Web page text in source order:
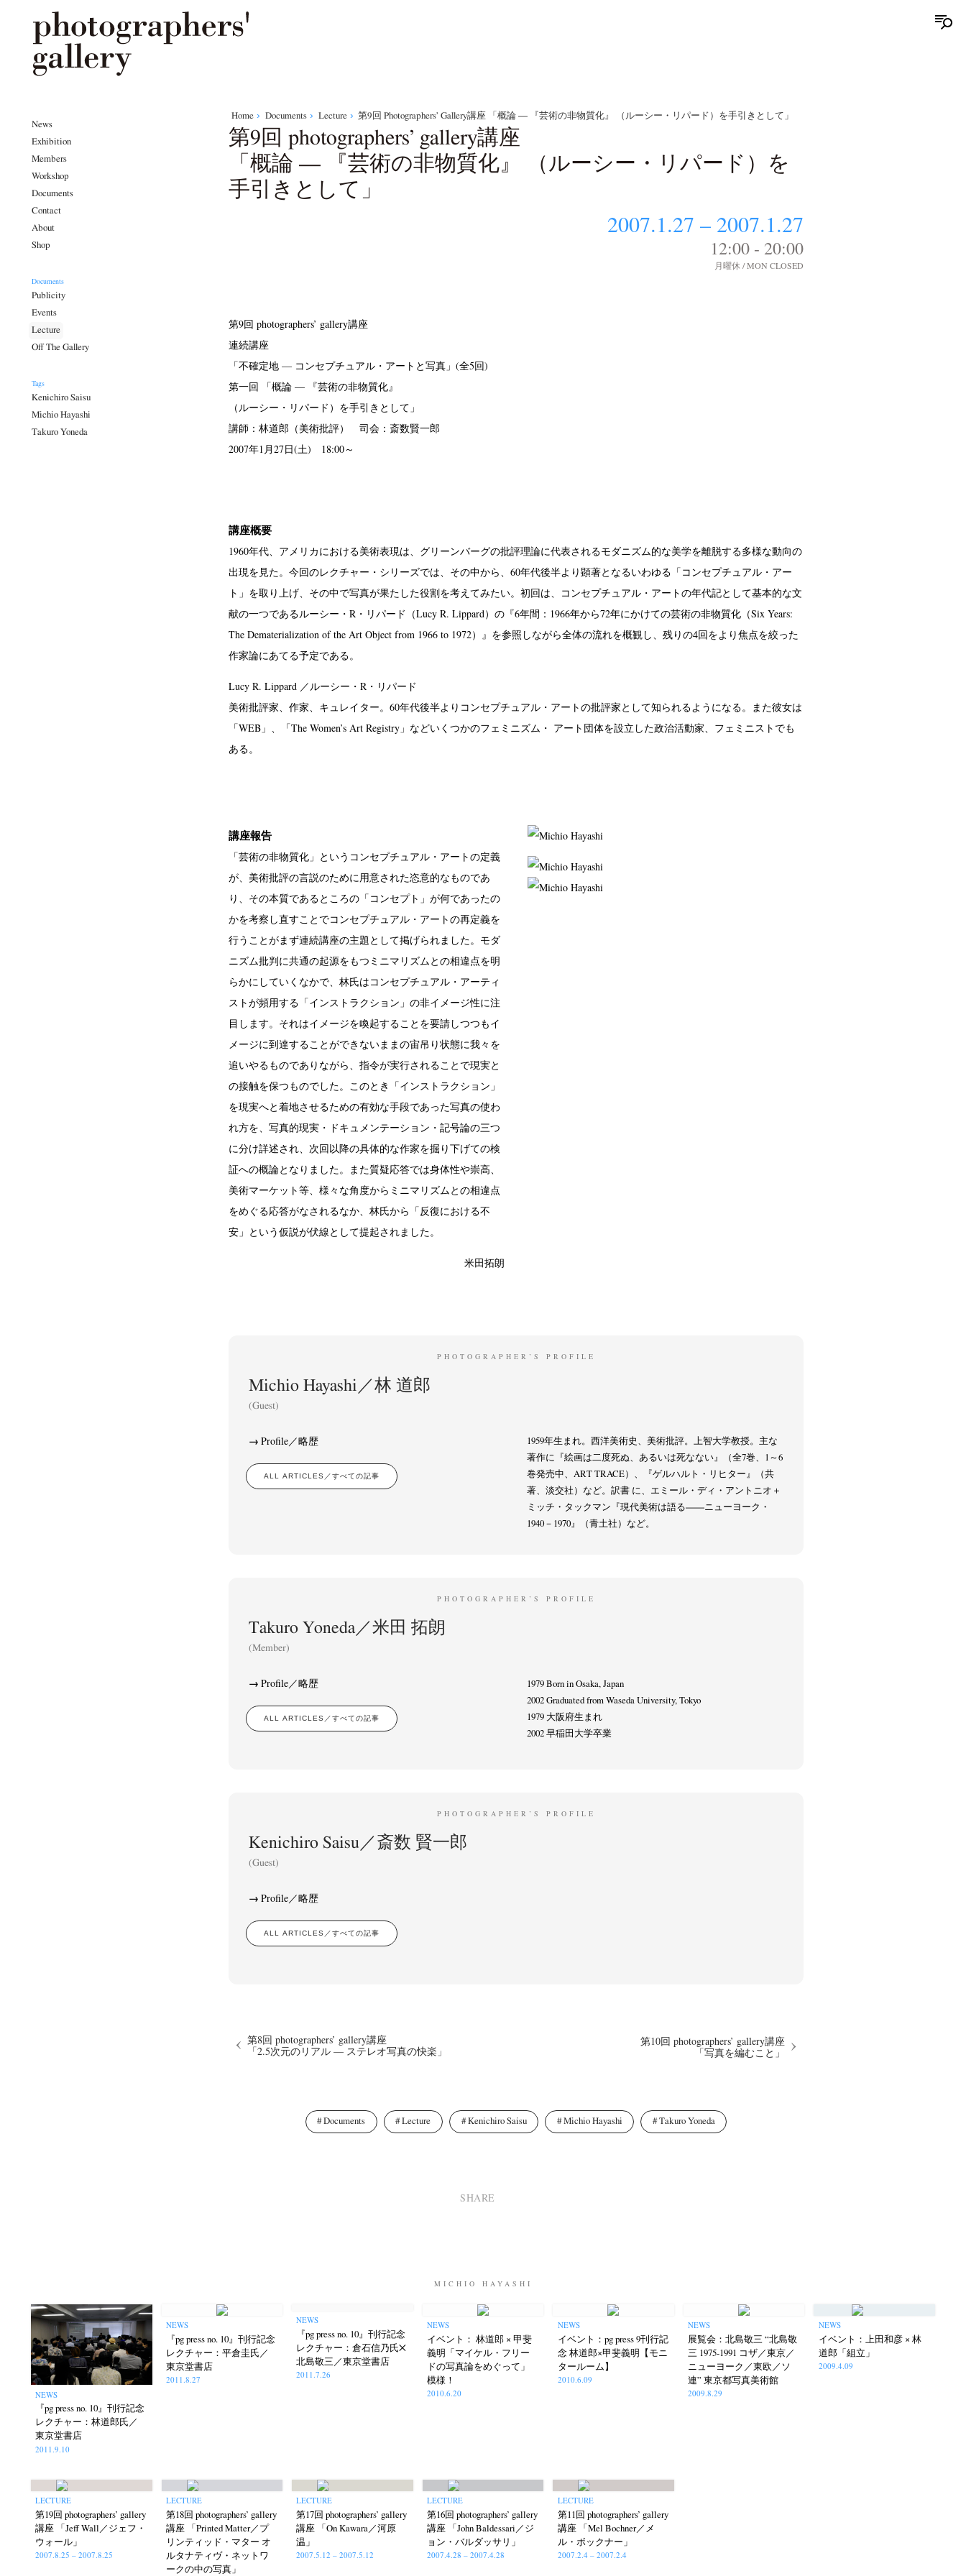
Terms & Privacy Policy
Keiko Sasaoka (267) Keizo Kitajima
News
Exhibition
Members
Workshop
Documents
Contact
About
Shop
Documents
Publicity
Events
Lecture
Off The Gallery
Tags
Kenichiro Saisu
Michio Hayashi
Takuro Yoneda
Home Documents Lecture 第9回 Photographers’ Gallery講座 「概論 — 『芸術の非物質化』 （ルーシー・リパード）を手引きとして」
第9回 photographers’ gallery講座
「概論 — 『芸術の非物質化』 （ルーシー・リパード）を
手引きとして」
2007.1.27 – 2007.1.27
12:00 - 20:00
月曜休 / MON CLOSED
第9回 photographers’ gallery講座
連続講座
「不確定地 — コンセプチュアル・アートと写真」(全5回)
第一回 「概論 — 『芸術の非物質化』
（ルーシー・リパード）を手引きとして」
講師：林道郎（美術批評） 司会：斎数賢一郎
2007年1月27日(土) 18:00～
講座概要
1960年代、アメリカにおける美術表現は、グリーンバーグの批評理論に代表されるモダニズム的な美学を離脱する多様な動向の
出現を見た。今回のレクチャー・シリーズでは、その中から、60年代後半より顕著となるいわゆる「コンセプチュアル・アー
ト」を取り上げ、その中で写真が果たした役割を考えてみたい。初回は、コンセプチュアル・アートの年代記として基本的な文
献の一つであるルーシー・R・リパード（Lucy R. Lippard）の『6年間：1966年から72年にかけての芸術の非物質化（Six Years:
The Dematerialization of the Art Object from 1966 to 1972）』を参照しながら全体の流れを概観し、残りの4回をより焦点を絞った
作家論にあてる予定である。
Lucy R. Lippard ／ルーシー・R・リパード
美術批評家、作家、キュレイター。60年代後半よりコンセプチュアル・アートの批評家として知られるようになる。また彼女は
「WEB」、「The Women’s Art Registry」などいくつかのフェミニズム・ アート団体を設立した政治活動家、フェミニストでも
ある。
講座報告
「芸術の非物質化」というコンセプチュアル・アートの定義
が、美術批評の言説のために用意された恣意的なものであ
り、その本質であるところの「コンセプト」が何であったの
かを考察し直すことでコンセプチュアル・アートの再定義を
行うことがまず連続講座の主題として掲げられました。モダ
ニズム批判に共通の起源をもつミニマリズムとの相違点を明
らかにしていくなかで、林氏はコンセプチュアル・アーティ
ストが頻用する「インストラクション」の非イメージ性に注
目します。それはイメージを喚起することを要請しつつもイ
メージに到達することができないままの宙吊り状態に我々を
追いやるものでありながら、指令が実行されることで現実と
の接触を保つものでした。このとき「インストラクション」
を現実へと着地させるための有効な手段であった写真の使わ
れ方を、写真的現実・ドキュメンテーション・記号論の三つ
に分け詳述され、次回以降の具体的な作家を掘り下げての検
証への概論となりました。また質疑応答では身体性や崇高、
美術マーケット等、様々な角度からミニマリズムとの相違点
をめぐる応答がなされるなか、林氏から「反復における不
安」という仮説が伏線として提起されました。
米田拓朗
PHOTOGRAPHER’S PROFILE
Michio Hayashi／林 道郎
(Guest)
Profile／略歴
ALL ARTICLES／すべての記事
1959年生まれ。西洋美術史、美術批評。上智大学教授。主な
著作に『絵画は二度死ぬ、あるいは死なない』（全7巻、1～6
巻発売中、ART TRACE）、『ゲルハルト・リヒター』（共
著、淡交社）など。訳書 に、エミール・ディ・アントニオ＋
ミッチ・タックマン『現代美術は語る――ニューヨーク・
1940－1970』（青土社）など。
PHOTOGRAPHER’S PROFILE
Takuro Yoneda／米田 拓朗
(Member)
Profile／略歴
ALL ARTICLES／すべての記事
1979 Born in Osaka, Japan
2002 Graduated from Waseda University, Tokyo
1979 大阪府生まれ
2002 早稲田大学卒業
PHOTOGRAPHER’S PROFILE
Kenichiro Saisu／斎数 賢一郎
(Guest)
Profile／略歴
ALL ARTICLES／すべての記事
第8回 photographers’ gallery講座
「2.5次元のリアル — ステレオ写真の快楽」
第10回 photographers’ gallery講座
「写真を編むこと」
Documents Lecture Kenichiro Saisu Michio Hayashi Takuro Yoneda
SHARE
MICHIO HAYASHI
NEWS
『pg press no. 10』刊行記念
レクチャー：林道郎氏／
東京堂書店
2011.9.10
NEWS
『pg press no. 10』刊行記念
レクチャー：平倉圭氏／
東京堂書店
2011.8.27
NEWS
『pg press no. 10』刊行記念
レクチャー：倉石信乃氏☓
北島敬三／東京堂書店
2011.7.26
NEWS
イベント： 林道郎 × 甲斐
義明「マイケル・フリー
ドの写真論をめぐって」
模様！
2010.6.20
NEWS
イベント：pg press 9刊行記
念 林道郎×甲斐義明【モニ
タールーム】
2010.6.09
NEWS
展覧会：北島敬三 “北島敬
三 1975-1991 コザ／東京／
ニューヨーク／東欧／ソ
連” 東京都写真美術館
2009.8.29
NEWS
イベント：上田和彦 × 林
道郎「組立」
2009.4.09
LECTURE
第19回 photographers’ gallery
講座 「Jeff Wall／ジェフ・
ウォール」
2007.8.25 – 2007.8.25
LECTURE
第18回 photographers’ gallery
講座 「Printed Matter／プ
リンティッド・マター オ
ルタナティヴ・ネットワ
ークの中の写真」
LECTURE
第17回 photographers’ gallery
講座 「On Kawara／河原
温」
2007.5.12 – 2007.5.12
LECTURE
第16回 photographers’ gallery
講座 「John Baldessari／ジ
ョン・バルダッサリ」
2007.4.28 – 2007.4.28
LECTURE
第11回 photographers’ gallery
講座 「Mel Bochner／メ
ル・ボックナー」
2007.2.4 – 2007.2.4